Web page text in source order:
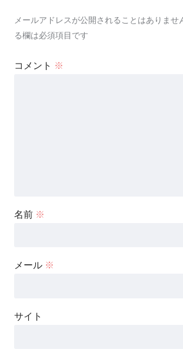
メールアドレスが公開されることはありませ
る欄は必須項目です
コメント ※
名前 ※
メール ※
サイト